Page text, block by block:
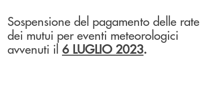
Sospensione del pagamento delle rate
dei mutui per eventi meteorologici
avvenuti il 6 LUGLIO 2023.